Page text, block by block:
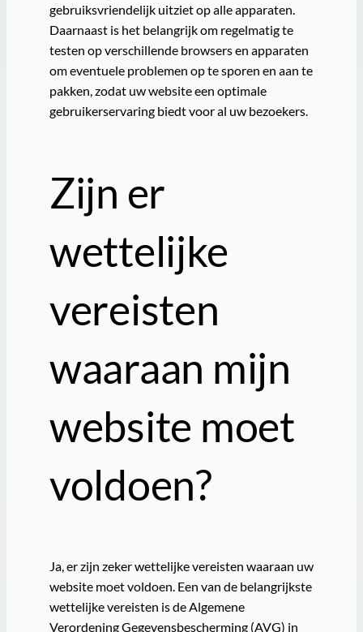
gebruiksvriendelijk uitziet op alle apparaten.
Daarnaast is het belangrijk om regelmatig te
testen op verschillende browsers en apparaten
om eventuele problemen op te sporen en aan te
pakken, zodat uw website een optimale
gebruikerservaring biedt voor al uw bezoekers.
Zijn er
wettelijke
vereisten
waaraan mijn
website moet
voldoen?
Ja, er zijn zeker wettelijke vereisten waaraan uw
website moet voldoen. Een van de belangrijkste
wettelijke vereisten is de Algemene
Verordening Gegevensbescherming (AVG) in